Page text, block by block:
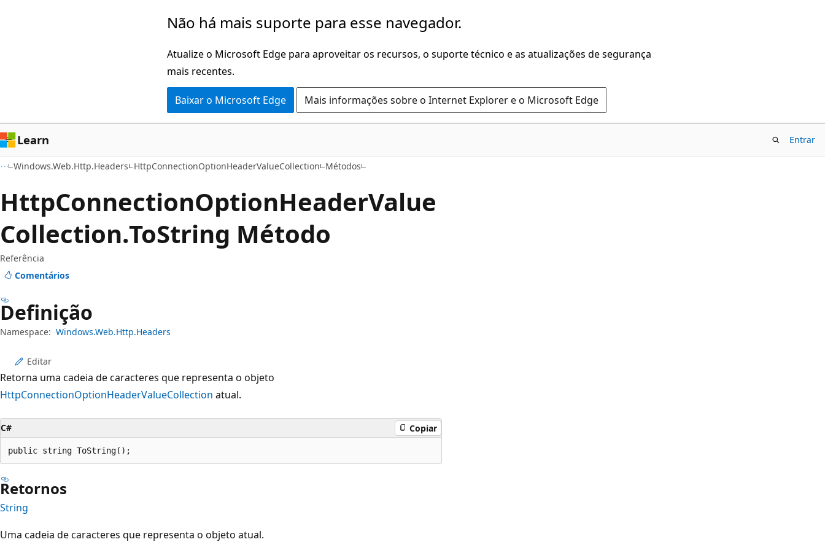
na
página
Não há mais suporte para esse navegador.
Atualize o Microsoft Edge para aproveitar os recursos, o suporte técnico e as atualizações de segurança
mais recentes.
Baixar o Microsoft Edge Mais informações sobre o Internet Explorer e o Microsoft Edge
Learn Entrar
Windows.Web.Http.Headers HttpConnectionOptionHeaderValueCollection Métodos
HttpConnectionOptionHeaderValue
Collection.ToString Método
Referência
Comentários
Definição
Namespace: Windows.Web.Http.Headers
Editar
Retorna uma cadeia de caracteres que representa o objeto
HttpConnectionOptionHeaderValueCollection atual.
C# Copiar
public string ToString();
Retornos
String
Uma cadeia de caracteres que representa o objeto atual.